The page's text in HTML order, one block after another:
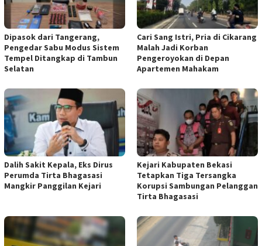
Dipasok dari Tangerang,
Pengedar Sabu Modus Sistem
Tempel Ditangkap di Tambun
Selatan
Cari Sang Istri, Pria di Cikarang
Malah Jadi Korban
Pengeroyokan di Depan
Apartemen Mahakam
Dalih Sakit Kepala, Eks Dirus
Perumda Tirta Bhagasasi
Mangkir Panggilan Kejari
Kejari Kabupaten Bekasi
Tetapkan Tiga Tersangka
Korupsi Sambungan Pelanggan
Tirta Bhagasasi